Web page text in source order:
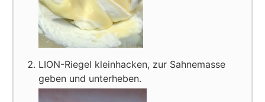
LION-Riegel kleinhacken, zur Sahnemasse
geben und unterheben.